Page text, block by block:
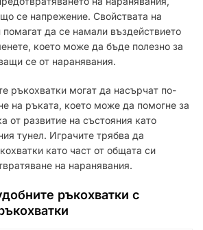
се напрежение. Свойствата на
да се намали въздействието
което може да бъде полезно за
се от наранявания.
ръкохватки могат да насърчат по-
на ръката, което може да помогне за
от развитие на състояния като
тунел. Играчите трябва да
като част от общата си
на наранявания.
ръкохватки с